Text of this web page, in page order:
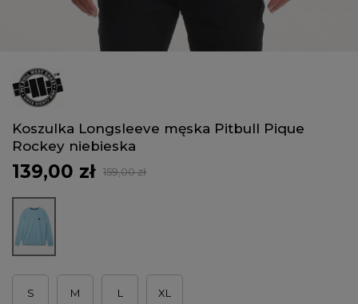
Koszulka Longsleeve męska Pitbull Pique
Rockey niebieska
139,00 zł 159,00 zł
S M L XL